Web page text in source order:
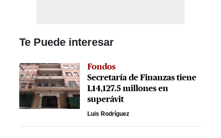
Te Puede interesar
Fondos
Secretaría de Finanzas tiene
L14,127.5 millones en
superávit
Luis Rodríguez